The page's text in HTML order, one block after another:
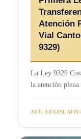
Atención
Vial
9329)
La Ley 9329
la atención
ACT.